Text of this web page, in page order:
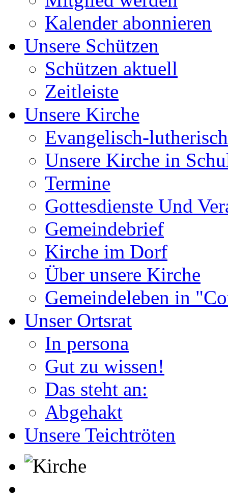
Kalender abonnieren
Unsere Schützen
Schützen aktuell
Zeitleiste
Unsere Kirche
Evangelisch-
Unsere Kirche in
Termine
Gottesdienste Und
Gemeindebrief
Kirche im Dorf
Über unsere Kirche
Gemeindeleben in
Unser Ortsrat
In persona
Gut zu wissen!
Das steht an:
Abgehakt
Unsere Teichtröten